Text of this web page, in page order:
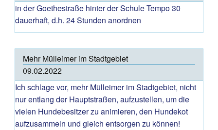
in der Goethestraße hinter der Schule Tempo 30
dauerhaft, d.h. 24 Stunden anordnen
Mehr Mülleimer im Stadtgebiet
09.02.2022
Ich schlage vor, mehr Mülleimer im Stadtgebiet, nicht
nur entlang der Hauptstraßen, aufzustellen, um die
vielen Hundebesitzer zu animieren, den Hundekot
aufzusammeln und gleich entsorgen zu können!